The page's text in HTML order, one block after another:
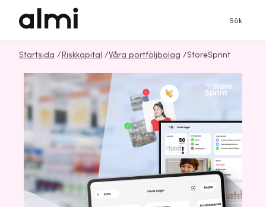
Sök
Startsida / Riskkapital /Våra portföljbolag /StoreSprint